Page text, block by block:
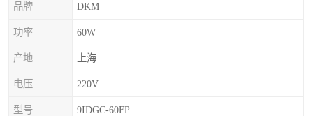
品牌 DKM
功率 60W
产地 上海
电压 220V
型号 9IDGC-60FP